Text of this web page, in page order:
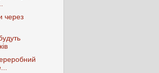
через